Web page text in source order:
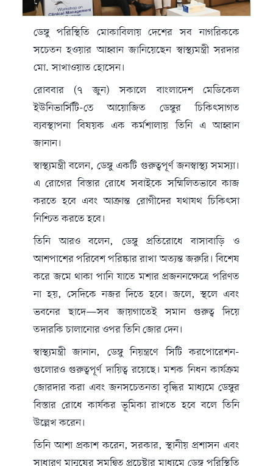
ডেঙ্গু পরিস্থিতি মোকাবিলায় দেশের সব নাগরিককে
সচেতন হওয়ার আহ্বান জানিয়েছেন স্বাস্থ্যমন্ত্রীসরদার
মো. সাখাওয়াত হোসেন।
রোববার (৭ জুন) সকালেবাংলাদেশ মেডিকেল
ইউনিভার্সিটি-তে আয়োজিত ডেঙ্গুর চিকিৎসাগত
ব্যবস্থাপনা বিষয়ক এক কর্মশালায় তিনি এ আহ্বান
জানান।
স্বাস্থ্যমন্ত্রী বলেন, ডেঙ্গু একটি গুরুত্বপূর্ণ জনস্বাস্থ্য সমস্যা।
এ রোগের বিস্তার রোধে সবাইকে সম্মিলিতভাবে কাজ
করতে হবে এবং আক্রান্ত রোগীদের যথাযথ চিকিৎসা
নিশ্চিত করতে হবে।
তিনি আরও বলেন, ডেঙ্গু প্রতিরোধে বাসাবাড়ি ও
আশপাশের পরিবেশ পরিষ্কার রাখা অত্যন্ত জরুরি। বিশেষ
করে জমে থাকা পানি যাতে মশার প্রজননক্ষেত্রে পরিণত
না হয়, সেদিকে নজর দিতে হবে। জলে, স্থলে এবং
ভবনের ছাদে—সব জায়গাতেই সমান গুরুত্ব দিয়ে
তদারকি চালানোর ওপর তিনি জোর দেন।
স্বাস্থ্যমন্ত্রী জানান, ডেঙ্গু নিয়ন্ত্রণেসিটি করপোরেশন-
গুলোরও গুরুত্বপূর্ণ দায়িত্ব রয়েছে। মশক নিধন কার্যক্রম
জোরদার করা এবং জনসচেতনতা বৃদ্ধির মাধ্যমে ডেঙ্গুর
বিস্তার রোধে কার্যকর ভূমিকা রাখতে হবে বলে তিনি
উল্লেখ করেন।
তিনি আশা প্রকাশ করেন, সরকার, স্থানীয় প্রশাসন এবং